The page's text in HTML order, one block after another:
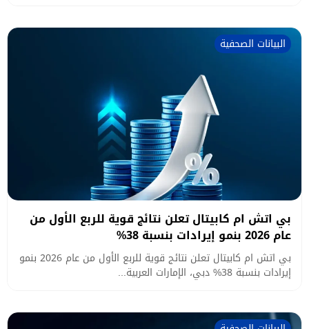
البيانات الصحفية
بي اتش ام كابيتال تعلن نتائج قوية للربع الأول من
عام 2026 بنمو إيرادات بنسبة 38%
بي اتش ام كابيتال تعلن نتائج قوية للربع الأول من عام 2026 بنمو
إيرادات بنسبة 38% دبي، الإمارات العربية...